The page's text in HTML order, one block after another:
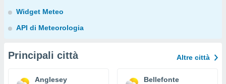
Widget Meteo
API di Meteorologia
Principali città Altre città
Anglesey Bellefonte